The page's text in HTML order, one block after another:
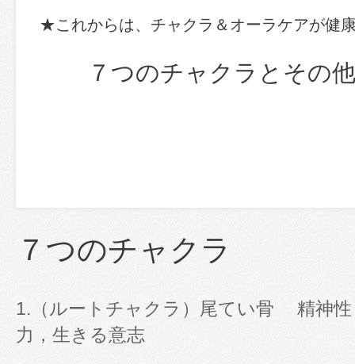
★これからは、チャクラ＆オーラケアが健
７つのチャクラとその他
７つのチャクラ
1.（ルートチャクラ）尾てい骨 精神性
力，生きる意志